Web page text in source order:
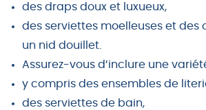
des draps doux et luxueux,
des serviettes moelleuses et
un nid douillet.
Assurez-vous d’inclure une
y compris des ensembles de
des serviettes de bain,